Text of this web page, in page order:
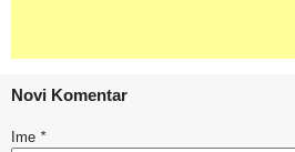
Novi Komentar
Ime *